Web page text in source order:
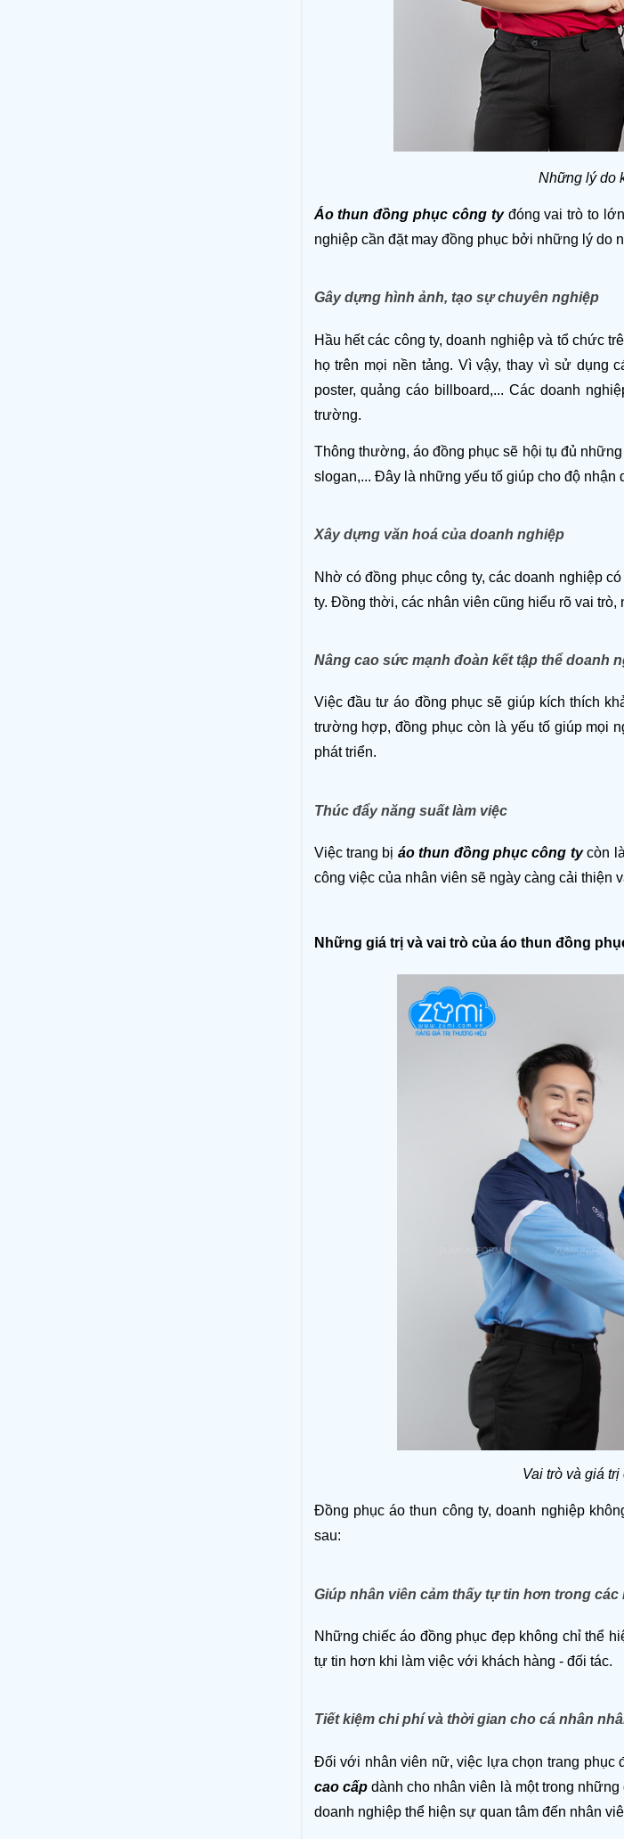
Những lý do
Áo thun đồng phục công ty đóng vai trò to
nghiệp cần đặt may đồng phục bởi những lý do
Gây dựng hình ảnh, tạo sự chuyên nghiệp
Hầu hết các công ty, doanh nghiệp và tổ chức
họ trên mọi nền tảng. Vì vậy, thay vì sử dụng
poster, quảng cáo billboard,... Các doanh
trường.
Thông thường, áo đồng phục sẽ hội tụ đủ
slogan,... Đây là những yếu tố giúp cho độ
Xây dựng văn hoá của doanh nghiệp
Nhờ có đồng phục công ty, các doanh nghiệp
ty. Đồng thời, các nhân viên cũng hiểu rõ vai
Nâng cao sức mạnh đoàn kết tập thể doanh
Việc đầu tư áo đồng phục sẽ giúp kích thích
trường hợp, đồng phục còn là yếu tố giúp mọi
phát triển.
Thúc đẩy năng suất làm việc
Việc trang bị áo thun đồng phục công ty còn
công việc của nhân viên sẽ ngày càng cải thiện
Những giá trị và vai trò của áo thun đồng
Vai trò và giá
Đồng phục áo thun công ty, doanh nghiệp
sau:
Giúp nhân viên cảm thấy tự tin hơn trong các
Những chiếc áo đồng phục đẹp không chỉ thể
tự tin hơn khi làm việc với khách hàng - đối tác.
Tiết kiệm chi phí và thời gian cho cá nhân
Đối với nhân viên nữ, việc lựa chọn trang phục
cao cấp dành cho nhân viên là một trong
doanh nghiệp thể hiện sự quan tâm đến nhân